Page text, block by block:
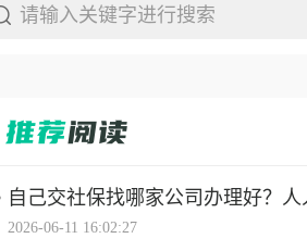
自己交社保找哪家公司办理好？人
2026-06-11 16:02:27